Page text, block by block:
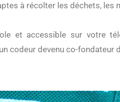
à récolter les déchets,
et accessible sur votre
codeur devenu co-fondateur